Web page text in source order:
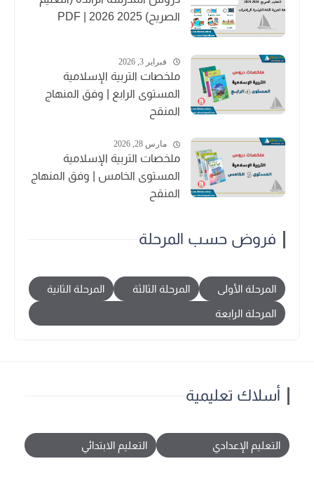
الصريح) 2025 2026 | PDF
فبراير 3, 2026
ملخصات التربية الإسلامية
المستوى الرابع | وفق المنهاج
المنقح
مارس 28, 2026
ملخصات التربية الإسلامية
المستوى الخامس | وفق المنهاج
المنقح
فروض حسب المرحلة
المرحلة الأولى المرحلة الثالثة المرحلة الثانية
المرحلة الرابعة
أسلاك تعليمية
التعليم الإعدادي التعليم الابتدائي